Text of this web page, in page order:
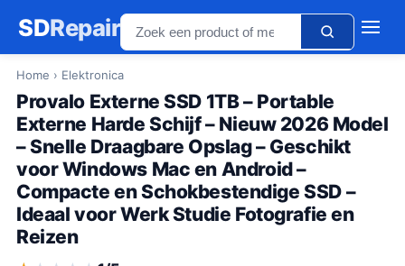
SDRepair
Home › Elektronica
Provalo Externe SSD 1TB – Portable
Externe Harde Schijf – Nieuw 2026 Model
– Snelle Draagbare Opslag – Geschikt
voor Windows Mac en Android –
Compacte en Schokbestendige SSD –
Ideaal voor Werk Studie Fotografie en
Reizen